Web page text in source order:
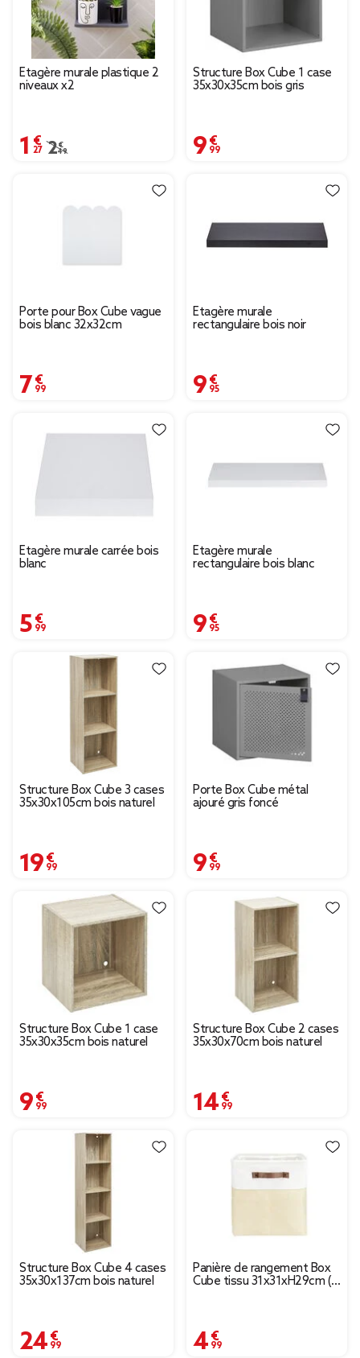
Étagère murale plastique 2
niveaux x2
1,27 €
Prix remisé de 2,49 € à 1,27 €
2,49 €
Structure Box Cube 1 case
35x30x35cm bois gris
9,99 €
Porte pour Box Cube vague
bois blanc 32x32cm
7,99 €
Étagère murale
rectangulaire bois noir
9,95 €
Étagère murale carrée bois
blanc
5,99 €
Étagère murale
rectangulaire bois blanc
9,95 €
Structure Box Cube 3 cases
35x30x105cm bois naturel
19,99 €
Porte Box Cube métal
ajouré gris foncé
9,99 €
Structure Box Cube 1 case
35x30x35cm bois naturel
9,99 €
Structure Box Cube 2 cases
35x30x70cm bois naturel
14,99 €
Structure Box Cube 4 cases
35x30x137cm bois naturel
24,99 €
Panière de rangement Box
Cube tissu 31x31xH29cm (2
4,99 €